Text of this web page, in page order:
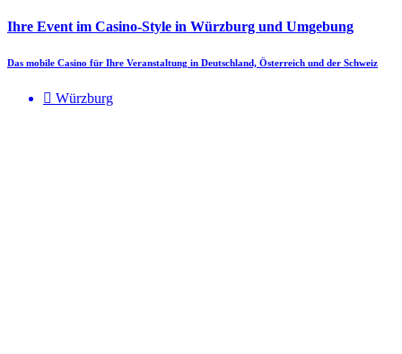
Ihre Event im Casino-Style in Würzburg und Umgebung
Das mobile Casino für Ihre Veranstaltung in Deutschland, Österreich und der Schweiz
Würzburg